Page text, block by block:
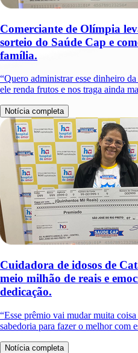
Comerciante de Olímpia
sorteio do Saúde Cap e
família.
“Quero administrar esse dinheiro
ele renda frutos e nos traga ainda
Notícia completa
Cuidadora de idosos de
meio milhão de reais e
dedicação.
“Esse prêmio vai mudar muita
sabedoria para fazer o melhor com
Notícia completa